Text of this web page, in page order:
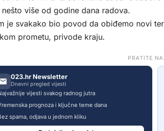
nešto više od godine dana radova.
je svakako bio povod da obiđemo novi
prometu, privode kraju.
PRATITE
023.hr Newsletter
Dnevni pregled vijesti
vijesti svakog radnog jutra
prognoza i ključne teme dana
spama, odjava u jednom kliku